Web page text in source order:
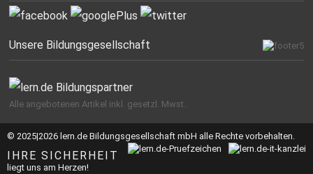
Unsere Bildungsgesellschaft
Alle angebotenen Artikel inkl. gesetzl. Mwst..
© 2025|2026 lern.de Bildungsgesellschaft mbH alle Rechte vorbehalten.
IHRE SICHERHEIT
liegt uns am Herzen!